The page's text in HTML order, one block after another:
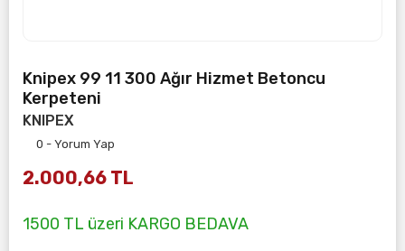
Knipex 99 11 300 Ağır Hizmet Betoncu
Kerpeteni
KNIPEX
0 - Yorum Yap
2.000,66 TL
1500 TL üzeri KARGO BEDAVA